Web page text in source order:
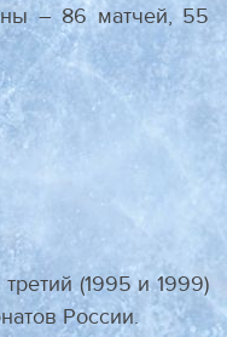
– 86 матчей, 55
(1995 и 1999)
России.